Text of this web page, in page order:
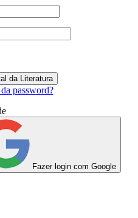
password?
Fazer login com Google